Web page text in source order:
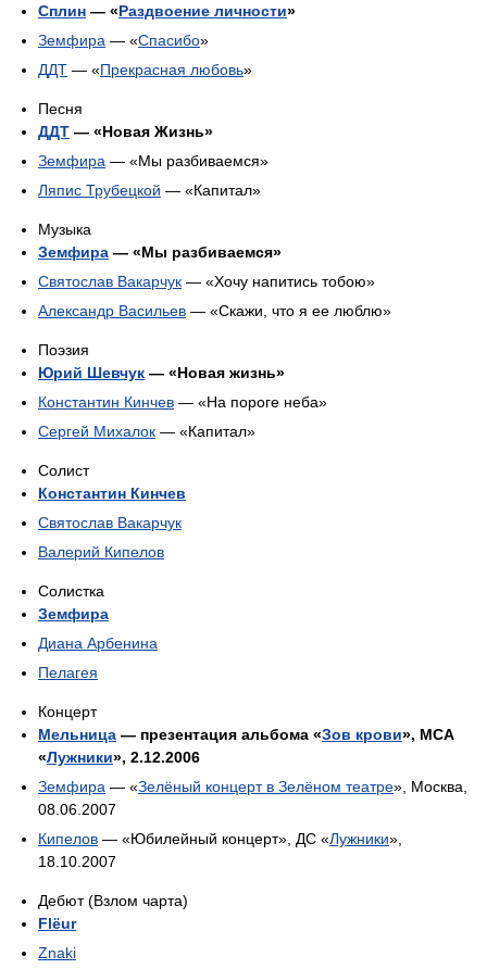
Сплин — «Раздвоение личности»
Земфира — «Спасибо»
ДДТ — «Прекрасная любовь»
Песня
ДДТ — «Новая Жизнь»
Земфира — «Мы разбиваемся»
Ляпис Трубецкой — «Капитал»
Музыка
Земфира — «Мы разбиваемся»
Святослав Вакарчук — «Хочу напитись тобою»
Александр Васильев — «Скажи, что я ее люблю»
Поэзия
Юрий Шевчук — «Новая жизнь»
Константин Кинчев — «На пороге неба»
Сергей Михалок — «Капитал»
Солист
Константин Кинчев
Святослав Вакарчук
Валерий Кипелов
Солистка
Земфира
Диана Арбенина
Пелагея
Концерт
Мельница — презентация альбома «Зов крови», МСА
«Лужники», 2.12.2006
Земфира — «Зелёный концерт в Зелёном театре», Москва,
08.06.2007
Кипелов — «Юбилейный концерт», ДС «Лужники»,
18.10.2007
Дебют (Взлом чарта)
Flёur
Znaki